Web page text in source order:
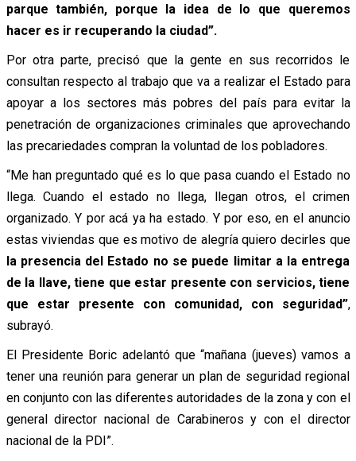
parque también, porque la idea de lo que queremos
hacer es ir recuperando la ciudad”.
Por otra parte, precisó que la gente en sus recorridos le
consultan respecto al trabajo que va a realizar el Estado para
apoyar a los sectores más pobres del país para evitar la
penetración de organizaciones criminales que aprovechando
las precariedades compran la voluntad de los pobladores.
“Me han preguntado qué es lo que pasa cuando el Estado no
llega. Cuando el estado no llega, llegan otros, el crimen
organizado. Y por acá ya ha estado. Y por eso, en el anuncio
estas viviendas que es motivo de alegría quiero decirles que
la presencia del Estado no se puede limitar a la entrega
de la llave, tiene que estar presente con servicios, tiene
que estar presente con comunidad, con seguridad”,
subrayó.
El Presidente Boric adelantó que “mañana (jueves) vamos a
tener una reunión para generar un plan de seguridad regional
en conjunto con las diferentes autoridades de la zona y con el
general director nacional de Carabineros y con el director
nacional de la PDI”.